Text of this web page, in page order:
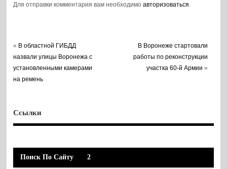
Для отправки комментария вам необходимоавторизоваться.
« В областной ГИБДД
назвали улицы Воронежа с
установленными камерами
на ремень
В Воронеже стартовали
работы по реконструкции
участка 60-й Армии »
Ссылки
Поиск По Сайту 2